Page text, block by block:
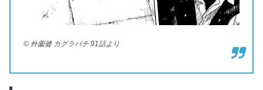
© 外薗健 カグラバチ 91話より